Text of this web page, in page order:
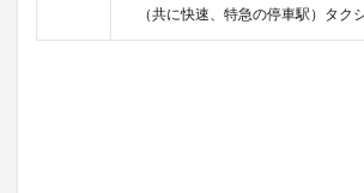
（共に快速、特急の停車駅）タク